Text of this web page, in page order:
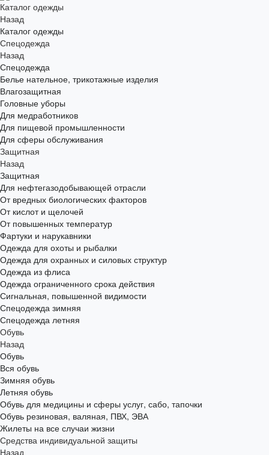
Каталог одежды
Назад
Каталог одежды
Спецодежда
Назад
Спецодежда
Белье нательное, трикотажные изделия
Влагозащитная
Головные уборы
Для медработников
Для пищевой промышленности
Для сферы обслуживания
Защитная
Назад
Защитная
Для нефтегазодобывающей отрасли
От вредных биологических факторов
От кислот и щелочей
От повышенных температур
Фартуки и нарукавники
Одежда для охоты и рыбалки
Одежда для охранных и силовых структур
Одежда из флиса
Одежда ограниченного срока действия
Сигнальная, повышенной видимости
Спецодежда зимняя
Спецодежда летняя
Обувь
Назад
Обувь
Вся обувь
Зимняя обувь
Летняя обувь
Обувь для медицины и сферы услуг, сабо, тапочки
Обувь резиновая, валяная, ПВХ, ЭВА
Жилеты на все случаи жизни
Средства индивидуальной защиты
Назад